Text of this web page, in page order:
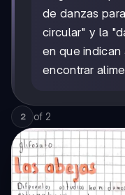
de danzas
circular" y la
en que indican
encontrar
2 of 2